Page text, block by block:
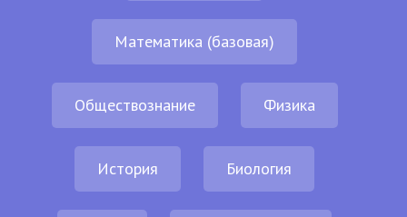
Математика (базовая)
Обществознание Физика
История Биология